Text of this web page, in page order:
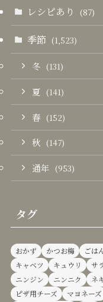
レシピあり (87)
季節 (1,523)
冬 (131)
夏 (141)
春 (152)
秋 (147)
通年 (953)
タグ
おかず かつお梅 ごは
キャベツ
キュウリ サ
ニンジン
ニンニク ネ
ピザ用チーズ
マヨネーズ